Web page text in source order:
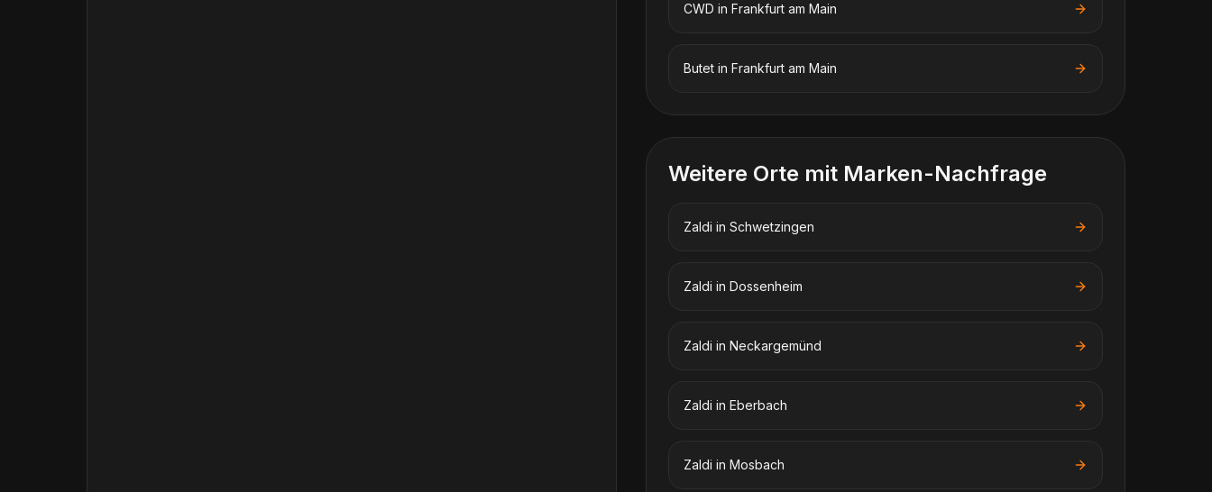
CWD in Frankfurt am Main
Butet in Frankfurt am Main
Weitere Orte mit Marken-Nachfrage
Zaldi in Schwetzingen
Zaldi in Dossenheim
Zaldi in Neckargemünd
Zaldi in Eberbach
Zaldi in Mosbach